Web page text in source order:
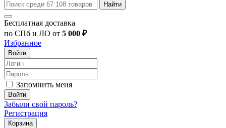
Найти
Бесплатная доставка
по СПб и ЛО от 5 000 ₽
Избранное
Войти
Запомнить меня
Войти
Забыли свой пароль?
Регистрация
Корзина